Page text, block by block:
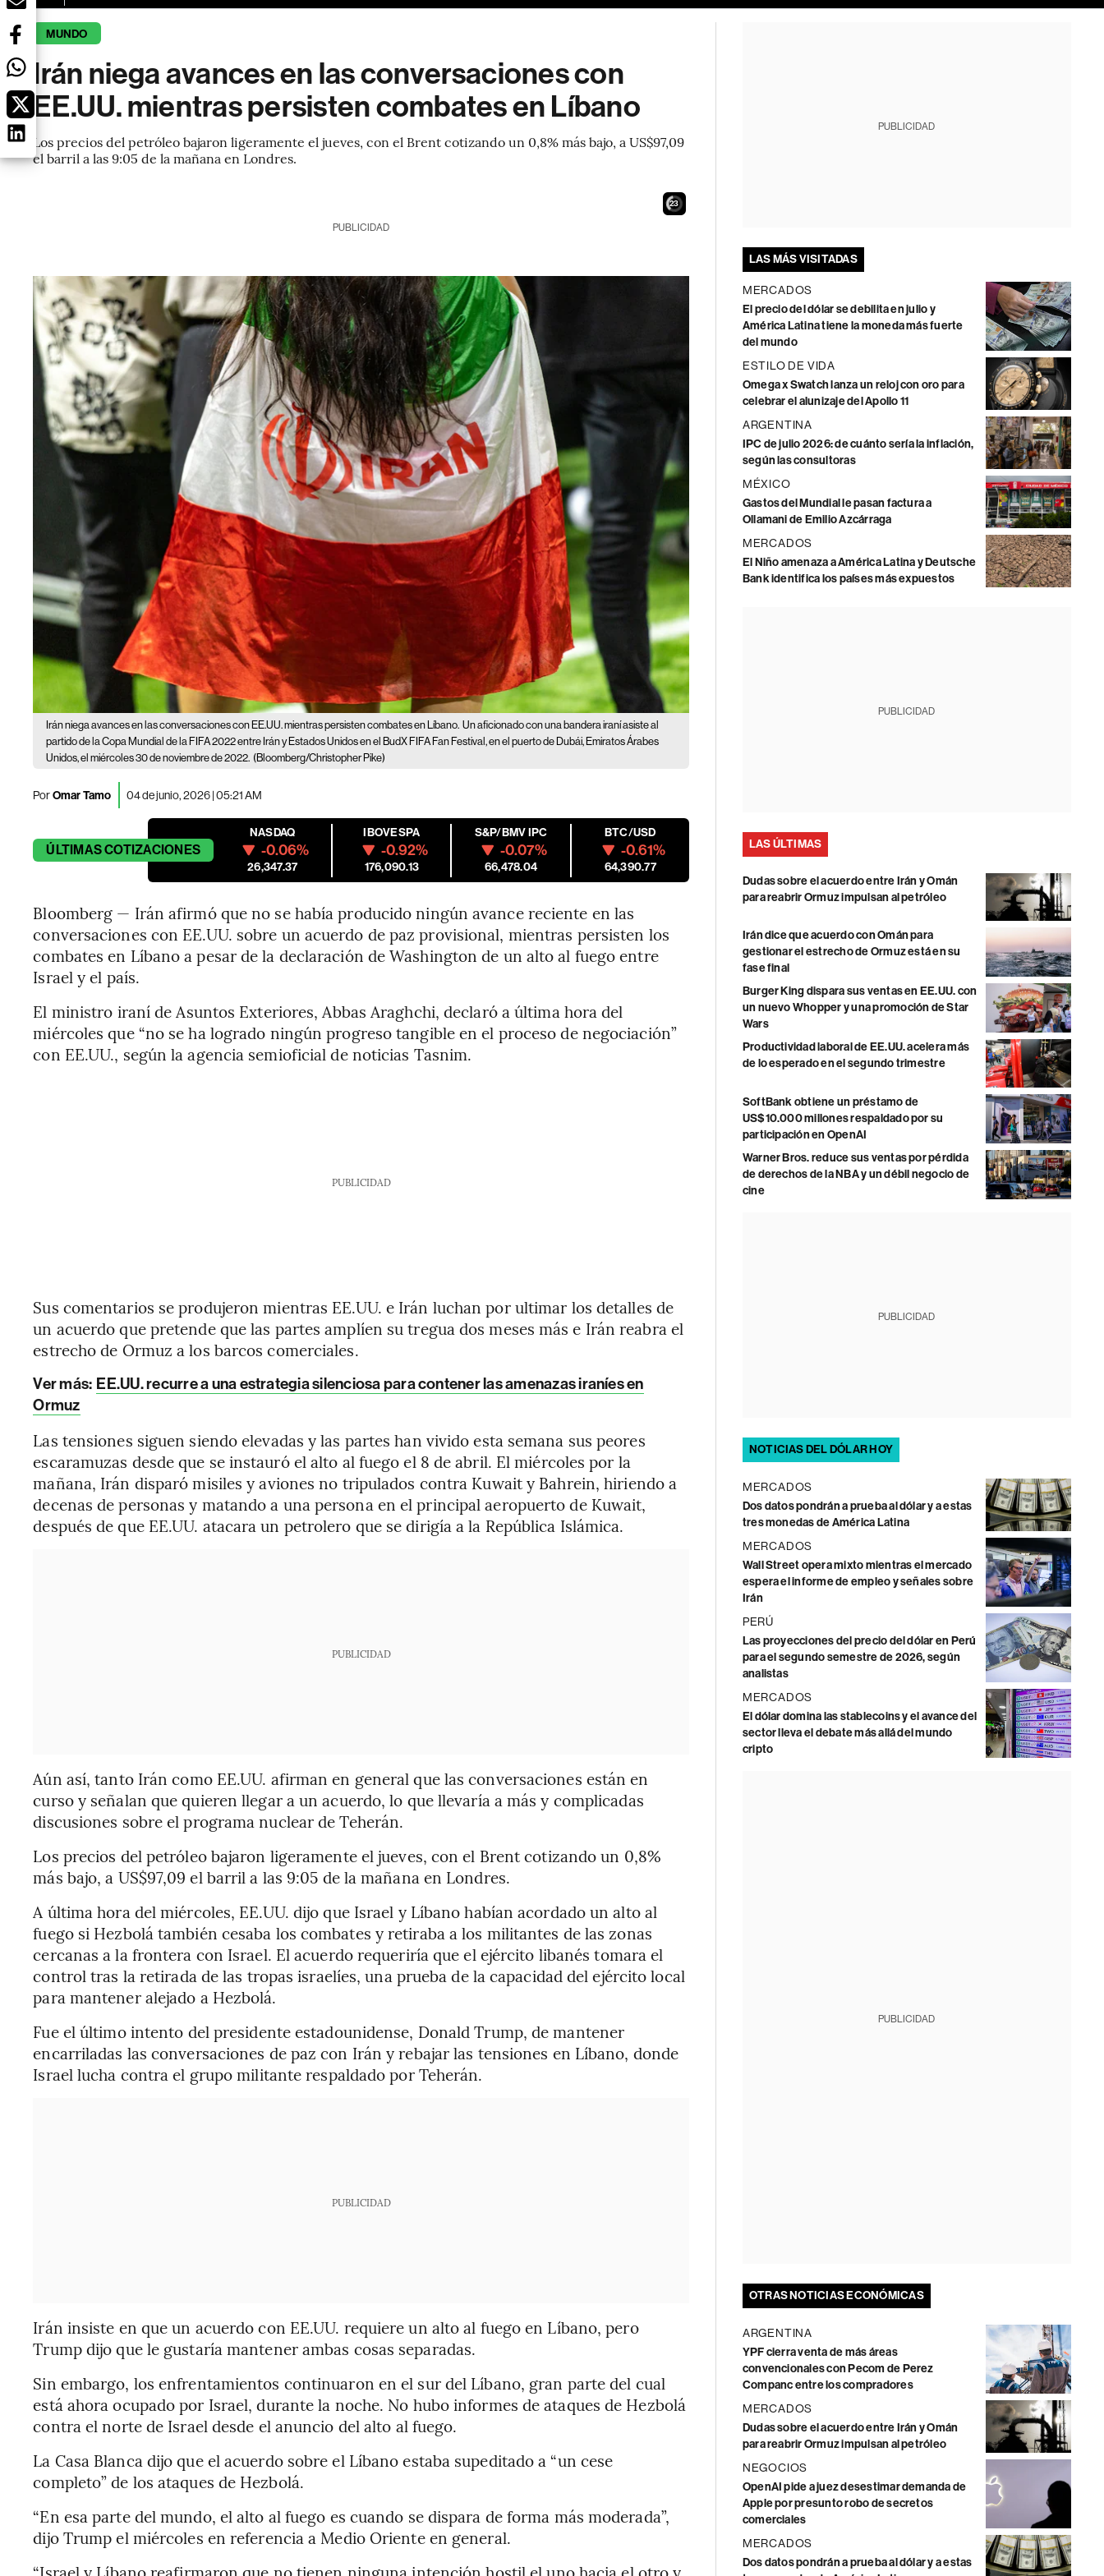
MUNDO
Irán niega avances en las conversaciones con
EE.UU. mientras persisten combates en Líbano
Los precios del petróleo bajaron ligeramente el jueves, con el Brent cotizando un 0,8% más bajo, a US$97,09
el barril a las 9:05 de la mañana en Londres.
22
PUBLICIDAD
Irán niega avances en las conversaciones con EE.UU. mientras persisten combates en Líbano. Un aficionado con una bandera iraní asiste al
partido de la Copa Mundial de la FIFA 2022 entre Irán y Estados Unidos en el BudX FIFA Fan Festival, en el puerto de Dubái, Emiratos Árabes
Unidos, el miércoles 30 de noviembre de 2022. (Bloomberg/Christopher Pike)
PorOmar Tamo 04 de junio, 2026 | 05:21 AM
ÚLTIMASCOTIZACIONES
NASDAQ
-0.06%
26,347.37
IBOVESPA
-0.92%
176,090.13
S&P/BMV IPC
-0.07%
66,478.04
BTC/USD
-0.61%
64,390.77
Bloomberg — Irán afirmó que no se había producido ningún avance reciente en las
conversaciones con EE.UU. sobre un acuerdo de paz provisional, mientras persisten los
combates en Líbano a pesar de la declaración de Washington de un alto al fuego entre
Israel y el país.
El ministro iraní de Asuntos Exteriores, Abbas Araghchi, declaró a última hora del
miércoles que “no se ha logrado ningún progreso tangible en el proceso de negociación”
con EE.UU., según la agencia semioficial de noticias Tasnim.
PUBLICIDAD
Sus comentarios se produjeron mientras EE.UU. e Irán luchan por ultimar los detalles de
un acuerdo que pretende que las partes amplíen su tregua dos meses más e Irán reabra el
estrecho de Ormuz a los barcos comerciales.
Ver más: EE.UU. recurre a una estrategia silenciosa para contener las amenazas iraníes en
Ormuz
Las tensiones siguen siendo elevadas y las partes han vivido esta semana sus peores
escaramuzas desde que se instauró el alto al fuego el 8 de abril. El miércoles por la
mañana, Irán disparó misiles y aviones no tripulados contra Kuwait y Bahrein, hiriendo a
decenas de personas y matando a una persona en el principal aeropuerto de Kuwait,
después de que EE.UU. atacara un petrolero que se dirigía a la República Islámica.
PUBLICIDAD
Aún así, tanto Irán como EE.UU. afirman en general que las conversaciones están en
curso y señalan que quieren llegar a un acuerdo, lo que llevaría a más y complicadas
discusiones sobre el programa nuclear de Teherán.
Los precios del petróleo bajaron ligeramente el jueves, con el Brent cotizando un 0,8%
más bajo, a US$97,09 el barril a las 9:05 de la mañana en Londres.
A última hora del miércoles, EE.UU. dijo que Israel y Líbano habían acordado un alto al
fuego si Hezbolá también cesaba los combates y retiraba a los militantes de las zonas
cercanas a la frontera con Israel. El acuerdo requeriría que el ejército libanés tomara el
control tras la retirada de las tropas israelíes, una prueba de la capacidad del ejército local
para mantener alejado a Hezbolá.
Fue el último intento del presidente estadounidense, Donald Trump, de mantener
encarriladas las conversaciones de paz con Irán y rebajar las tensiones en Líbano, donde
Israel lucha contra el grupo militante respaldado por Teherán.
PUBLICIDAD
Irán insiste en que un acuerdo con EE.UU. requiere un alto al fuego en Líbano, pero
Trump dijo que le gustaría mantener ambas cosas separadas.
Sin embargo, los enfrentamientos continuaron en el sur del Líbano, gran parte del cual
está ahora ocupado por Israel, durante la noche. No hubo informes de ataques de Hezbolá
contra el norte de Israel desde el anuncio del alto al fuego.
La Casa Blanca dijo que el acuerdo sobre el Líbano estaba supeditado a “un cese
completo” de los ataques de Hezbolá.
“En esa parte del mundo, el alto al fuego es cuando se dispara de forma más moderada”,
dijo Trump el miércoles en referencia a Medio Oriente en general.
PUBLICIDAD
LAS MÁS VISITADAS
MERCADOS
El precio del dólar se debilita en julio y
América Latina tiene la moneda más fuerte
del mundo
ESTILO DE VIDA
Omega x Swatch lanza un reloj con oro para
celebrar el alunizaje del Apollo 11
ARGENTINA
IPC de julio 2026: de cuánto sería la inflación,
según las consultoras
MÉXICO
Gastos del Mundial le pasan factura a
Ollamani de Emilio Azcárraga
MERCADOS
El Niño amenaza a América Latina y Deutsche
Bank identifica los países más expuestos
PUBLICIDAD
LAS ÚLTIMAS
Dudas sobre el acuerdo entre Irán y Omán
para reabrir Ormuz impulsan al petróleo
Irán dice que acuerdo con Omán para
gestionar el estrecho de Ormuz está en su
fase final
Burger King dispara sus ventas en EE.UU. con
un nuevo Whopper y una promoción de Star
Wars
Productividad laboral de EE.UU. acelera más
de lo esperado en el segundo trimestre
SoftBank obtiene un préstamo de
US$10.000 millones respaldado por su
participación en OpenAI
Warner Bros. reduce sus ventas por pérdida
de derechos de la NBA y un débil negocio de
cine
PUBLICIDAD
NOTICIAS DEL DÓLAR HOY
MERCADOS
Dos datos pondrán a prueba al dólar y a estas
tres monedas de América Latina
MERCADOS
Wall Street opera mixto mientras el mercado
espera el informe de empleo y señales sobre
Irán
PERÚ
Las proyecciones del precio del dólar en Perú
para el segundo semestre de 2026, según
analistas
MERCADOS
El dólar domina las stablecoins y el avance del
sector lleva el debate más allá del mundo
cripto
PUBLICIDAD
OTRAS NOTICIAS ECONÓMICAS
ARGENTINA
YPF cierra venta de más áreas
convencionales con Pecom de Perez
Companc entre los compradores
MERCADOS
Dudas sobre el acuerdo entre Irán y Omán
para reabrir Ormuz impulsan al petróleo
NEGOCIOS
OpenAI pide a juez desestimar demanda de
Apple por presunto robo de secretos
comerciales
MERCADOS
Dos datos pondrán a prueba al dólar y a estas